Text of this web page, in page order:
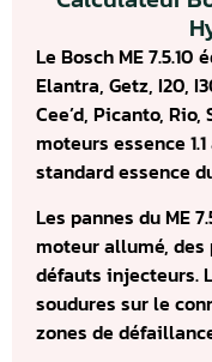
Le Bosch ME
Elantra, Getz, I20,
Cee’d, Picanto,
moteurs essence
standard essence
Les pannes du ME
moteur allumé, des
défauts injecteurs.
soudures sur le
zones de